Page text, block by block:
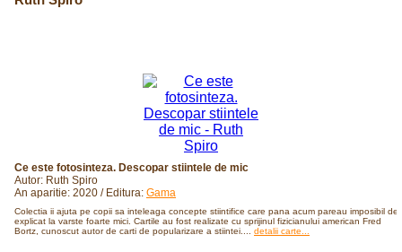
Ce este fotosinteza. Descopar stiintele de mic
Autor: Ruth Spiro
An aparitie: 2020 / Editura: Gama
Colectia ii ajuta pe copii sa inteleaga concepte stiintifice care pana acum pareau imposibil de
explicat la varste foarte mici. Cartile au fost realizate cu sprijinul fizicianului american Fred
Bortz, cunoscut autor de carti de popularizare a stiintei.... detalii carte...